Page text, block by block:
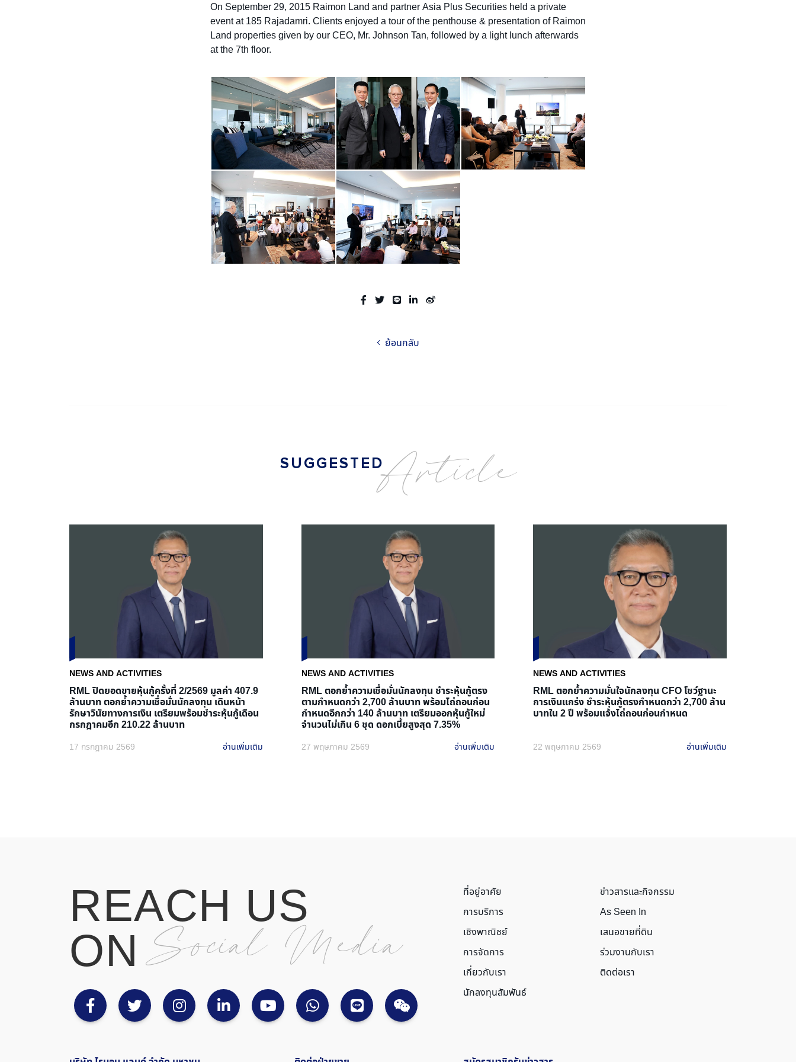
คณะกรรมการบริหารความเสี่ยง
การกำกับดูแลกิจการที่ดี
การพัฒนาที่ยั่งยืน
ข้อมูลสำคัญทางการเงิน
งบการเงิน และคำอธิบายและวิเคราะห์ของฝ่ายจัดการ
รายงาน
Management Outlook
ปฏิทินนักลงทุน
ติดต่อนักลงทุนสัมพันธ์
On September 29, 2015 Raimon Land and partner Asia Plus Securities held a private
event at 185 Rajadamri. Clients enjoyed a tour of the penthouse & presentation of Raimon
Land properties given by our CEO, Mr. Johnson Tan, followed by a light lunch afterwards
at the 7th floor.
ย้อนกลับ
S U GG EST E D
Article
NEWS AND ACTIVITIES
RML ปิดยอดขายหุ้นกู้ครั้งที่ 2/2569 มูลค่า 407.9
ล้านบาท ตอกย้ำความเชื่อมั่นนักลงทุน เดินหน้า
รักษาวินัยทางการเงิน เตรียมพร้อมชำระหุ้นกู้เดือน
กรกฎาคมอีก 210.22 ล้านบาท
17 กรกฎาคม 2569 อ่านเพิ่มเติม
NEWS AND ACTIVITIES
RML ตอกย้ำความเชื่อมั่นนักลงทุน ชำระหุ้นกู้ตรง
ตามกำหนดกว่า 2,700 ล้านบาท พร้อมไถ่ถอนก่อน
กำหนดอีกกว่า 140 ล้านบาท เตรียมออกหุ้นกู้ใหม่
จำนวนไม่เกิน 6 ชุด ดอกเบี้ยสูงสุด 7.35%
27 พฤษภาคม 2569 อ่านเพิ่มเติม
NEWS AND ACTIVITIES
RML ตอกย้ำความมั่นใจนักลงทุน CFO โชว์ฐานะ
การเงินแกร่ง ชำระหุ้นกู้ตรงกำหนดกว่า 2,700 ล้าน
บาทใน 2 ปี พร้อมแจ้งไถ่ถอนก่อนกำหนด
22 พฤษภาคม 2569 อ่านเพิ่มเติม
REACH US
ON Social Media
ที่อยู่อาศัย
การบริการ
เชิงพาณิชย์
การจัดการ
เกี่ยวกับเรา
นักลงทุนสัมพันธ์
ข่าวสารและกิจกรรม
As Seen In
เสนอขายที่ดิน
ร่วมงานกับเรา
ติดต่อเรา